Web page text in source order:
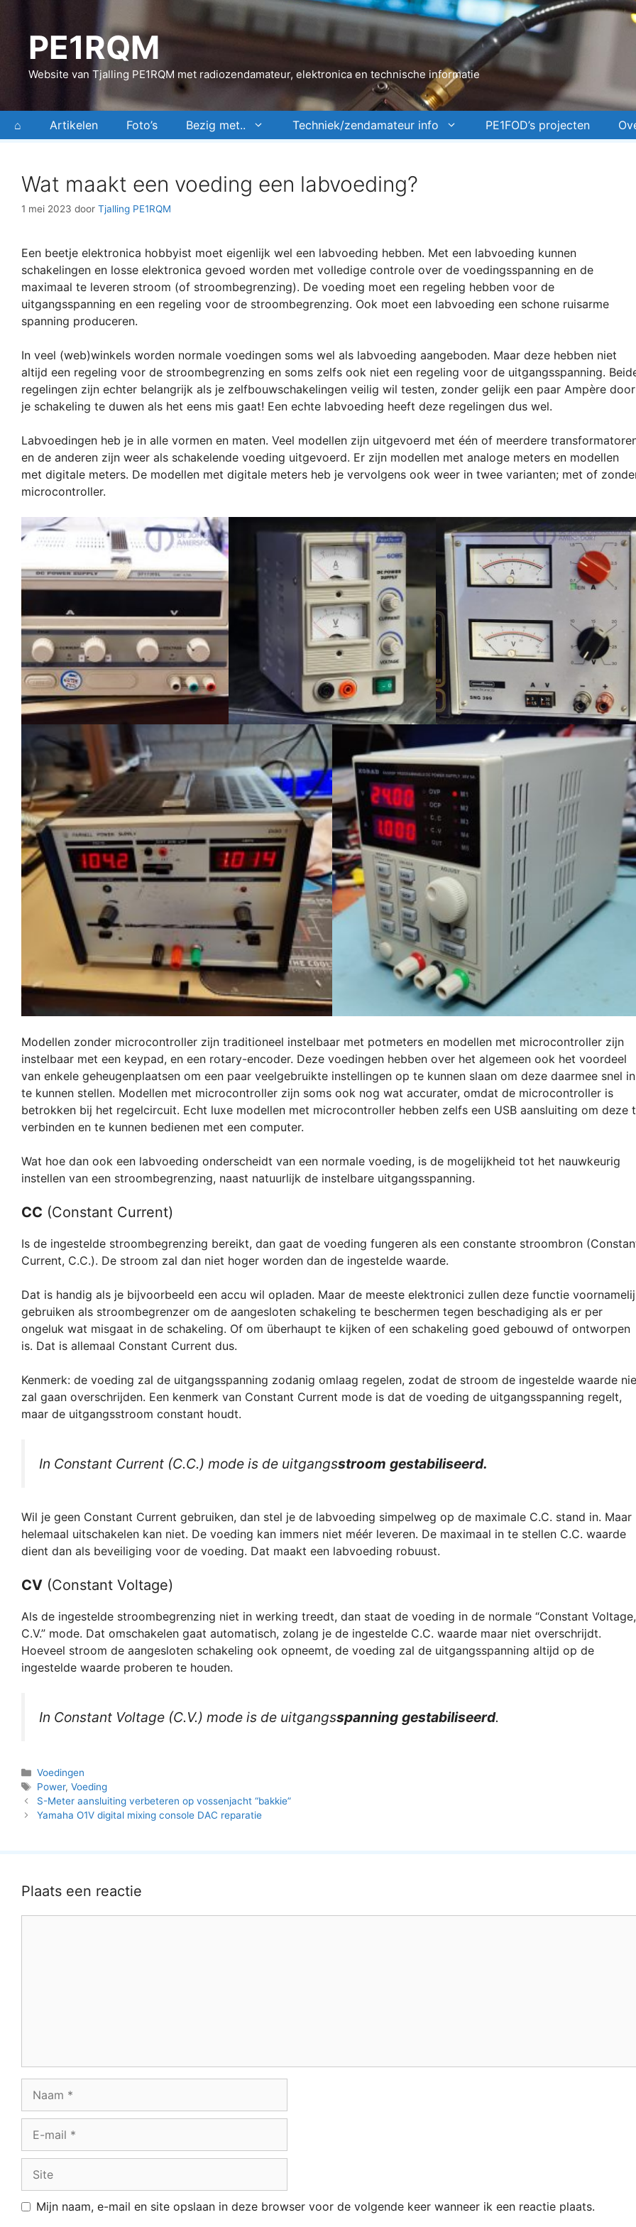
inhoudPE1RQM
Website van Tjalling PE1RQM met radiozendamateur, elektronica en technische informatie
⌂ Artikelen Foto’s Bezig met.. Techniek/zendamateur info PE1FOD’s projecten
Wat maakt een voeding een labvoeding?
1 mei 2023 door Tjalling PE1RQM
Een beetje elektronica hobbyist moet eigenlijk wel een labvoeding hebben. Met een labvoeding kunnen
schakelingen en losse elektronica gevoed worden met volledige controle over de voedingsspanning en de
maximaal te leveren stroom (of stroombegrenzing). De voeding moet een regeling hebben voor de
uitgangsspanning en een regeling voor de stroombegrenzing. Ook moet een labvoeding een schone ruisarme
spanning produceren.
In veel (web)winkels worden normale voedingen soms wel als labvoeding aangeboden. Maar deze hebben niet
altijd een regeling voor de stroombegrenzing en soms zelfs ook niet een regeling voor de uitgangsspanning.
regelingen zijn echter belangrijk als je zelfbouwschakelingen veilig wil testen, zonder gelijk een paar Ampère door
je schakeling te duwen als het eens mis gaat! Een echte labvoeding heeft deze regelingen dus wel.
Labvoedingen heb je in alle vormen en maten. Veel modellen zijn uitgevoerd met één of meerdere
en de anderen zijn weer als schakelende voeding uitgevoerd. Er zijn modellen met analoge meters en modellen
met digitale meters. De modellen met digitale meters heb je vervolgens ook weer in twee varianten; met of
microcontroller.
Modellen zonder microcontroller zijn traditioneel instelbaar met potmeters en modellen met microcontroller zijn
instelbaar met een keypad, en een rotary-encoder. Deze voedingen hebben over het algemeen ook het voordeel
van enkele geheugenplaatsen om een paar veelgebruikte instellingen op te kunnen slaan om deze daarmee snel in
te kunnen stellen. Modellen met microcontroller zijn soms ook nog wat accurater, omdat de microcontroller is
betrokken bij het regelcircuit. Echt luxe modellen met microcontroller hebben zelfs een USB aansluiting om deze
verbinden en te kunnen bedienen met een computer.
Wat hoe dan ook een labvoeding onderscheidt van een normale voeding, is de mogelijkheid tot het nauwkeurig
instellen van een stroombegrenzing, naast natuurlijk de instelbare uitgangsspanning.
CC (Constant Current)
Is de ingestelde stroombegrenzing bereikt, dan gaat de voeding fungeren als een constante stroombron
Current, C.C.). De stroom zal dan niet hoger worden dan de ingestelde waarde.
Dat is handig als je bijvoorbeeld een accu wil opladen. Maar de meeste elektronici zullen deze functie
gebruiken als stroombegrenzer om de aangesloten schakeling te beschermen tegen beschadiging als er per
ongeluk wat misgaat in de schakeling. Of om überhaupt te kijken of een schakeling goed gebouwd of ontworpen
is. Dat is allemaal Constant Current dus.
Kenmerk: de voeding zal de uitgangsspanning zodanig omlaag regelen, zodat de stroom de ingestelde waarde
zal gaan overschrijden. Een kenmerk van Constant Current mode is dat de voeding de uitgangsspanning regelt,
maar de uitgangsstroom constant houdt.
In Constant Current (C.C.) mode is de uitgangsstroom gestabiliseerd.
Wil je geen Constant Current gebruiken, dan stel je de labvoeding simpelweg op de maximale C.C. stand in. Maar
helemaal uitschakelen kan niet. De voeding kan immers niet méér leveren. De maximaal in te stellen C.C. waarde
dient dan als beveiliging voor de voeding. Dat maakt een labvoeding robuust.
CV (Constant Voltage)
Als de ingestelde stroombegrenzing niet in werking treedt, dan staat de voeding in de normale “Constant Voltage,
C.V.” mode. Dat omschakelen gaat automatisch, zolang je de ingestelde C.C. waarde maar niet overschrijdt.
Hoeveel stroom de aangesloten schakeling ook opneemt, de voeding zal de uitgangsspanning altijd op de
ingestelde waarde proberen te houden.
In Constant Voltage (C.V.) mode is de uitgangsspanning gestabiliseerd.
Categorieën
Voedingen
Tags
Power, Voeding
S-Meter aansluiting verbeteren op vossenjacht “bakkie”
Yamaha O1V digital mixing console DAC reparatie
Plaats een reactie
mail
Mijn naam, e-mail en site opslaan in deze browser voor de volgende keer wanneer ik een reactie plaats.